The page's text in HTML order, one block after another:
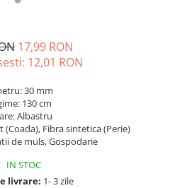
17,99 RON
12,01 RON
30 mm
130 cm
Albastru
Fibra sintetica (Perie)
de muls, Gospodarie
IN STOC
livrare: 1- 3 zile